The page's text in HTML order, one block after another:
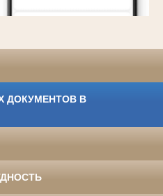
ДОКУМЕНТОВ В